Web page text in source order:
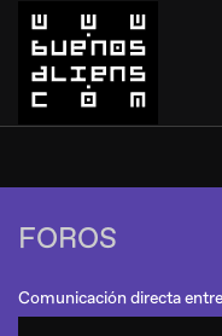
FOROS
Comunicación directa